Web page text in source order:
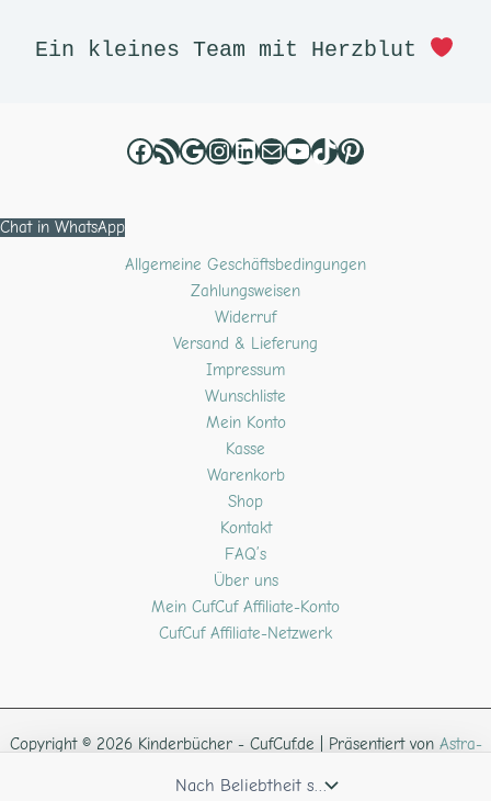
Ein kleines Team mit Herzblut
Chat in WhatsApp
Allgemeine Geschäftsbedingungen
Zahlungsweisen
Widerruf
Versand & Lieferung
Impressum
Wunschliste
Mein Konto
Kasse
Warenkorb
Shop
Kontakt
FAQ’s
Über uns
Mein CufCuf Affiliate-Konto
CufCuf Affiliate-Netzwerk
Copyright © 2026 Kinderbücher - CufCuf.de | Präsentiert von Astra-